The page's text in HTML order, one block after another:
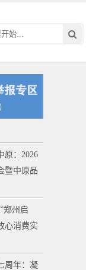
原：2026
暨中原品
郑州启
心消费实
周年：凝